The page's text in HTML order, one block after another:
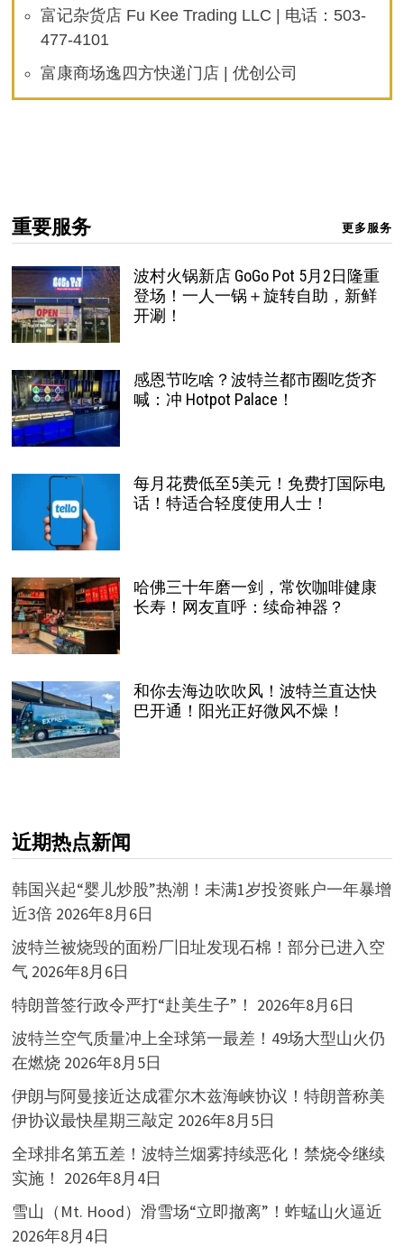
富记杂货店 Fu Kee Trading LLC | 电话：503-
477-4101
富康商场逸四方快递门店 | 优创公司
重要服务 更多服务
波村火锅新店 GoGo Pot 5月2日隆重
登场！一人一锅＋旋转自助，新鲜
开涮！
感恩节吃啥？波特兰都市圈吃货齐
喊：冲 Hotpot Palace！
每月花费低至5美元！免费打国际电
话！特适合轻度使用人士！
哈佛三十年磨一剑，常饮咖啡健康
长寿！网友直呼：续命神器？
和你去海边吹吹风！波特兰直达快
巴开通！阳光正好微风不燥！
近期热点新闻
韩国兴起“婴儿炒股”热潮！未满1岁投资账户一年暴增
近3倍 2026年8月6日
波特兰被烧毁的面粉厂旧址发现石棉！部分已进入空
气 2026年8月6日
特朗普签行政令严打“赴美生子”！ 2026年8月6日
波特兰空气质量冲上全球第一最差！49场大型山火仍
在燃烧 2026年8月5日
伊朗与阿曼接近达成霍尔木兹海峡协议！特朗普称美
伊协议最快星期三敲定 2026年8月5日
全球排名第五差！波特兰烟雾持续恶化！禁烧令继续
实施！ 2026年8月4日
雪山（Mt. Hood）滑雪场“立即撤离”！蚱蜢山火逼近
2026年8月4日